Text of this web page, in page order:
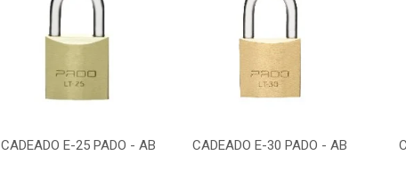
CADEADO E-25 PADO - AB CADEADO E-30 PADO - AB